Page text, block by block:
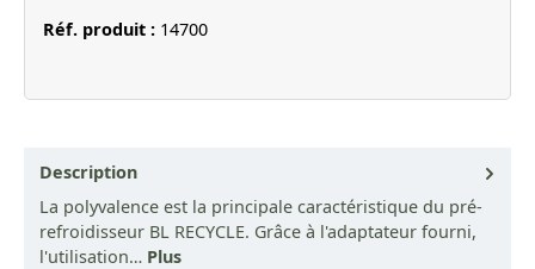
Réf. produit : 14700
Description
La polyvalence est la principale caractéristique du pré-
refroidisseur BL RECYCLE. Grâce à l'adaptateur fourni,
l'utilisation… Plus